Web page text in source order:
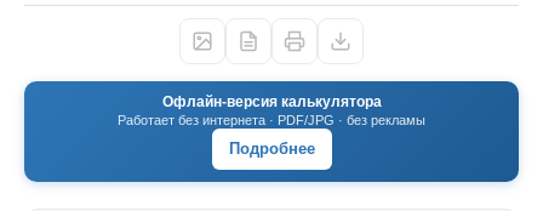
Офлайн-версия калькулятора
Работает без интернета · PDF/JPG · без рекламы
Подробнее